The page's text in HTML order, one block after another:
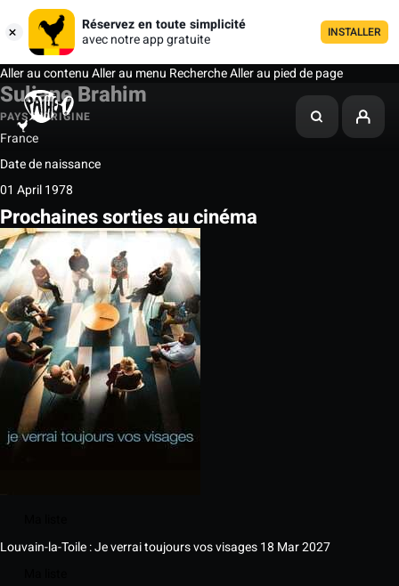
Réservez en toute simplicité
avec notre app gratuite
INSTALLER
Aller au contenuAller au menu RechercheAller au pied de page
Suliane Brahim
PAYS D'ORIGINE
France
Date de naissance
01 April 1978
Prochaines sorties au cinéma
Louvain-la-Toile : Je verrai toujours vos visages18 Mar 2027